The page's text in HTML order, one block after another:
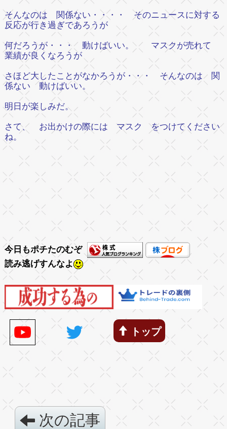
そんなのは 関係ない・・・・ そのニュースに対する
反応が行き過ぎであろうが
何だろうが・・・ 動けばいい。 マスクが売れて
業績が良くなろうが
さほど大したことがなかろうが・・・ そんなのは 関
係ない 動けばいい。
明日が楽しみだ。
さて、 お出かけの際には マスク をつけてください
ね。
今日もポチたのむぞ
読み逃げすんなよ
トップ
次の記事